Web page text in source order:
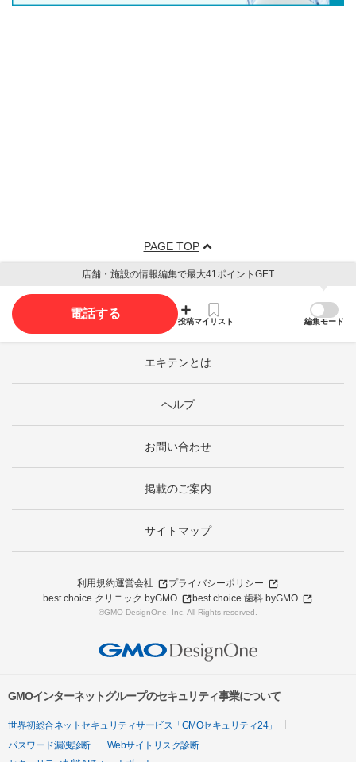
PAGE TOP
店舗・施設の情報編集で最大41ポイントGET
電話する
投稿マイリスト 編集モード
エキテンとは
ヘルプ
お問い合わせ
掲載のご案内
サイトマップ
利用規約運営会社
プライバシーポリシー
best choice クリニック byGMO
best choice 歯科 byGMO
©GMO DesignOne, Inc. All Rights reserved.
GMOインターネットグループのセキュリティ事業について
世界初総合ネットセキュリティサービス「GMOセキュリティ24」
パスワード漏洩診断
Webサイトリスク診断